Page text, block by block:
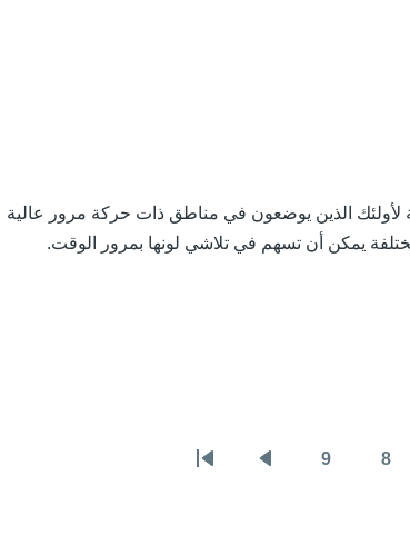
الذين يوضعون في مناطق ذات حركة مرور عالية
يمكن أن تسهم في تلاشي لونها بمرور الوقت.
8
9